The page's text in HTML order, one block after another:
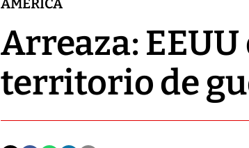
Arreaza:
territorio de